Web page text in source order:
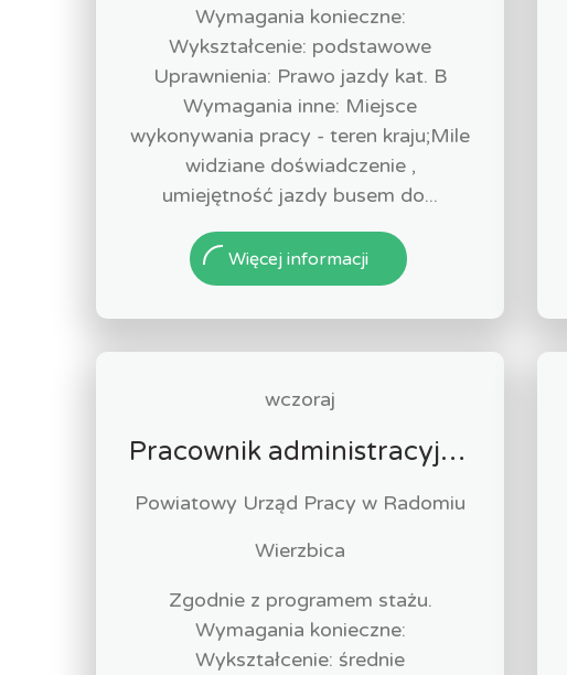
Wymagania konieczne:
Wykształcenie: podstawowe
Uprawnienia: Prawo jazdy kat. B
Wymagania inne: Miejsce
wykonywania pracy - teren kraju;Mile
widziane doświadczenie ,
umiejętność jazdy busem do...
Więcej informacji
wczoraj
Pracownik administracyjny (k/m)
Powiatowy Urząd Pracy w Radomiu
Wierzbica
Zgodnie z programem stażu.
Wymagania konieczne:
Wykształcenie: średnie